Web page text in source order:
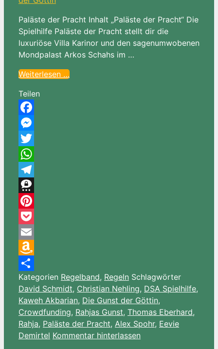
Paläste der Pracht Inhalt „Paläste der Pracht“ Die
Spielhilfe Paläste der Pracht stellt dir die
luxuriöse Villa Karinor und den sagenumwobenen
Mondpalast Arkos Schahs im …
Weiterlesen …
Teilen
Facebook
Messenger
Twitter
WhatsApp
Telegram
Threema
Pinterest
Pocket
Email
Amazon
Wish
List
Teilen
Kategorien Regelband, Regeln Schlagwörter
David Schmidt, Christian Nehling, DSA Spielhilfe,
Kaweh Akbarian, Die Gunst der Göttin,
Crowdfunding, Rahjas Gunst, Thomas Eberhard,
Rahja, Paläste der Pracht, Alex Spohr, Eevie
Demirtel Kommentar hinterlassen